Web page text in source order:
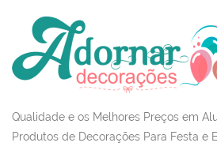
Qualidade e os Melhores Preços em
Produtos de Decorações Para Festa e